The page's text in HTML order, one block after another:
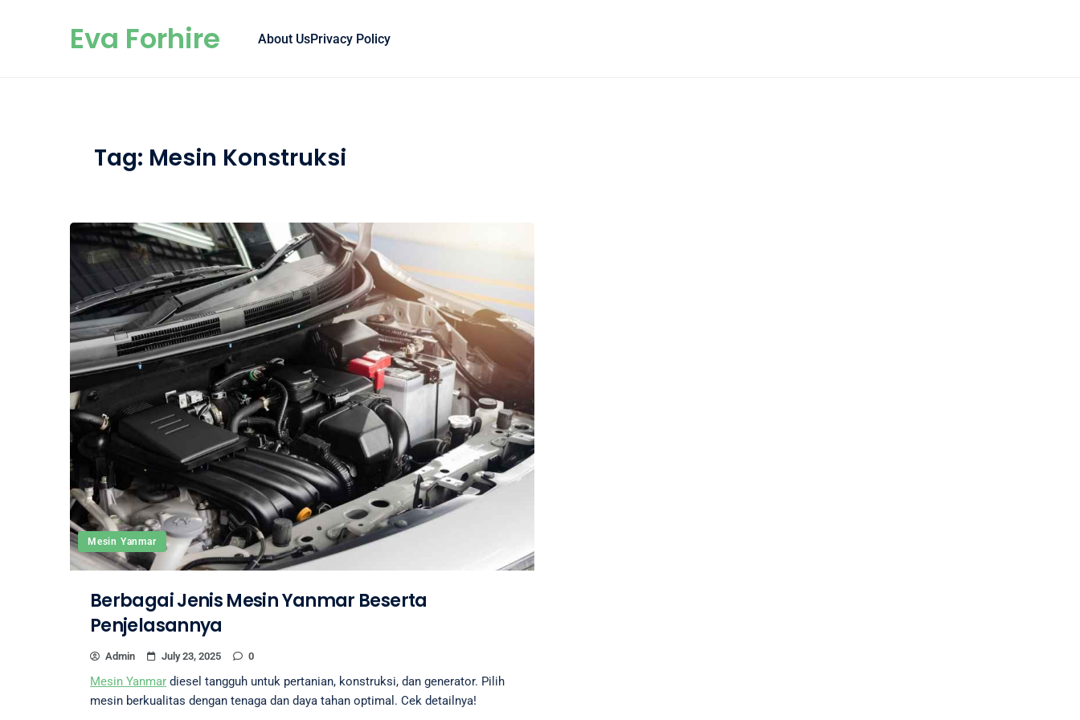
Eva Forhire About UsPrivacy Policy
Tag: Mesin Konstruksi
Mesin Yanmar
Berbagai Jenis Mesin Yanmar Beserta
Penjelasannya
Admin July 23, 2025 0
Mesin Yanmar diesel tangguh untuk pertanian, konstruksi, dan generator. Pilih
mesin berkualitas dengan tenaga dan daya tahan optimal. Cek detailnya!